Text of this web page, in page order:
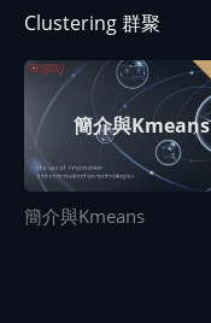
Clustering 群聚
簡介與Kmeans
簡介與Kmeans